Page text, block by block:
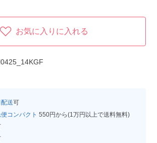
お気に入りに入れる
送可
コンパクト 550円から(1万円以上で送料無料)